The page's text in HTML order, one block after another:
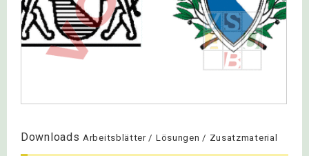
Downloads Arbeitsblätter / Lösungen / Zusatzmaterial